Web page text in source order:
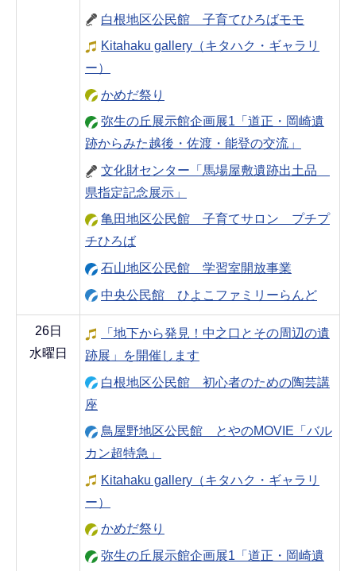
白根地区公民館 子育てひろばモモ
Kitahaku gallery（キタハク・ギャラリ
ー）
かめだ祭り
弥生の丘展示館企画展1「道正・岡崎遺
跡からみた越後・佐渡・能登の交流」
文化財センター「馬場屋敷遺跡出土品
県指定記念展示」
亀田地区公民館 子育てサロン プチプ
チひろば
石山地区公民館 学習室開放事業
中央公民館 ひよこファミリーらんど
26日
水曜日
「地下から発見！中之口とその周辺の遺
跡展」を開催します
白根地区公民館 初心者のための陶芸講
座
鳥屋野地区公民館 とやのMOVIE「バル
カン超特急」
Kitahaku gallery（キタハク・ギャラリ
ー）
かめだ祭り
弥生の丘展示館企画展1「道正・岡崎遺